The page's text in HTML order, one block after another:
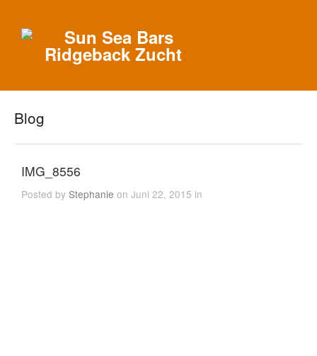
Blog
IMG_8556
Posted byStephanie on Juni 22, 2015 in